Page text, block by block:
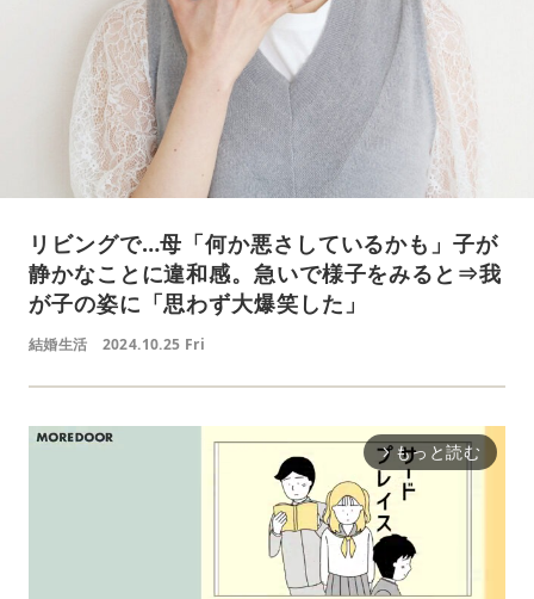
リビングで…母「何か悪さしているかも」子が
静かなことに違和感。急いで様子をみると⇒我
が子の姿に「思わず大爆笑した」
結婚生活 2024.10.25 Fri
arrow_forward_ios もっと読む